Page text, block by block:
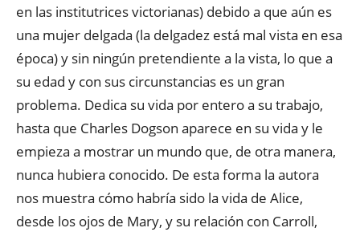
en las institutrices victorianas) debido a que aún es
una mujer delgada (la delgadez está mal vista en esa
época) y sin ningún pretendiente a la vista, lo que a
su edad y con sus circunstancias es un gran
problema. Dedica su vida por entero a su trabajo,
hasta que Charles Dogson aparece en su vida y le
empieza a mostrar un mundo que, de otra manera,
nunca hubiera conocido. De esta forma la autora
nos muestra cómo habría sido la vida de Alice,
desde los ojos de Mary, y su relación con Carroll,